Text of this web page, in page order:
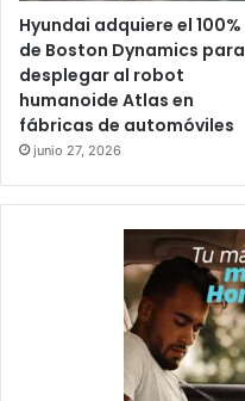
Hyundai adquiere el 100%
de Boston Dynamics para
desplegar al robot
humanoide Atlas en
fábricas de automóviles
junio 27, 2026